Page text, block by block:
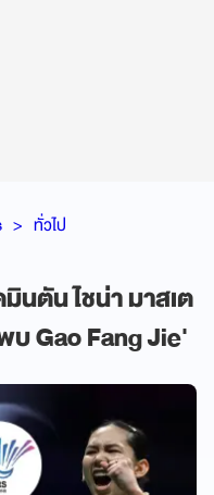
ทั่วไป
ตัน ไชน่า มาสเต
Gao Fang Jie'